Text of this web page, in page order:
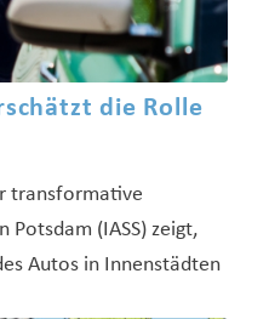
die Rolle
transformative
Potsdam (IASS) zeigt,
Autos in Innenstädten